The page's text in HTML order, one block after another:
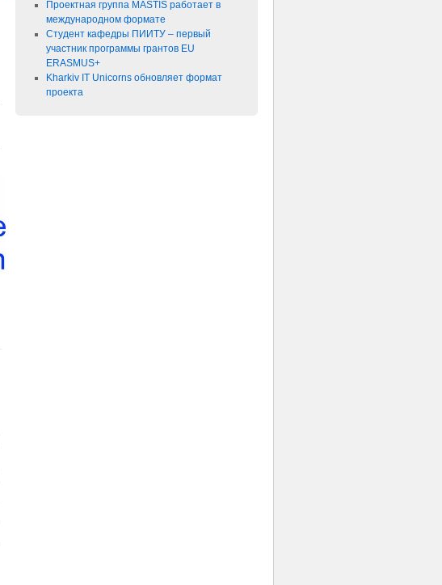
Проектная группа MASTIS работает в
международном формате
Студент кафедры ПИИТУ – первый
участник программы грантов EU
ERASMUS+
Kharkiv IT Unicorns обновляет формат
проекта